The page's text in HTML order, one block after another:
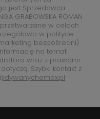
jest Sprzedawca
GRABOWSKA ROMAN
przetwarzane w celach
w polityce
bezpośredni).
na temat
wraz z prawami
Szybki kontakt z